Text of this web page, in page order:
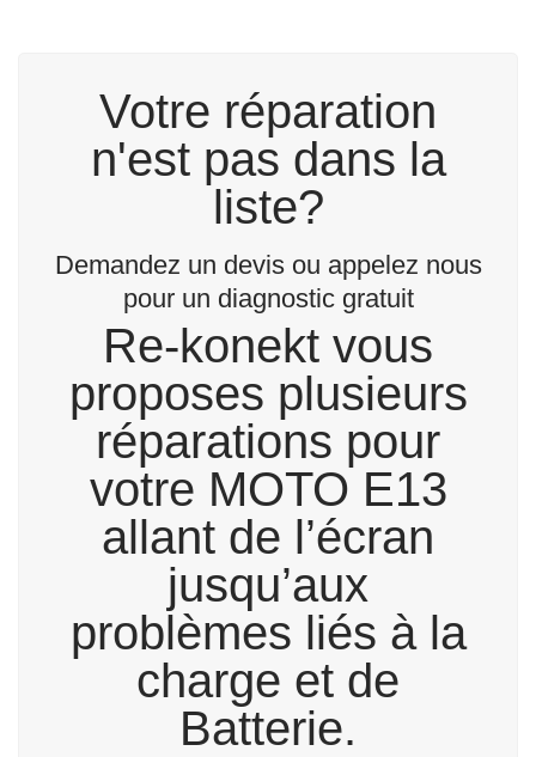
Votre réparation
n'est pas dans la
liste?
Demandez un devis ou appelez nous
pour un diagnostic gratuit
Re-konekt vous
proposes plusieurs
réparations pour
votre MOTO E13
allant de l’écran
jusqu’aux
problèmes liés à la
charge et de
Batterie.